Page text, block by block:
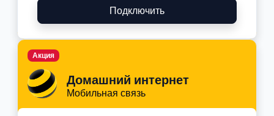
Подключить
Домашний интернет
Мобильная связь
Акция